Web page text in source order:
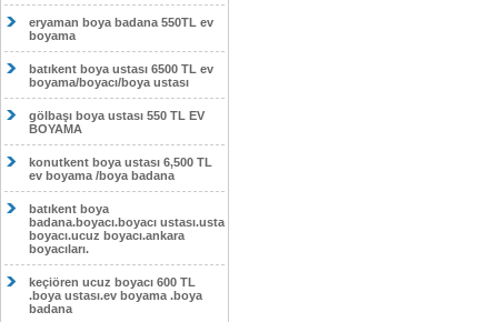
eryaman boya badana 550TL ev
boyama
batıkent boya ustası 6500 TL ev
boyama/boyacı/boya ustası
gölbaşı boya ustası 550 TL EV
BOYAMA
konutkent boya ustası 6,500 TL
ev boyama /boya badana
batıkent boya
badana.boyacı.boyacı ustası.usta
boyacı.ucuz boyacı.ankara
boyacıları.
keçiören ucuz boyacı 600 TL
.boya ustası.ev boyama .boya
badana